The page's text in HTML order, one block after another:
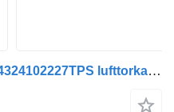
Temsa Filtr osuszacza pow. 4324102227TPS lufttorkare till Temsa Prestij buss